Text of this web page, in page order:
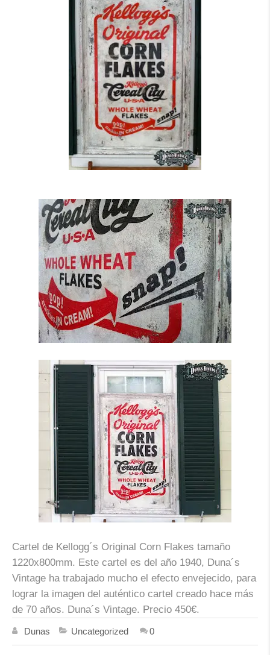
Cartel de Kellogg´s Original Corn Flakes tamaño
1220x800mm. Este cartel es del año 1940, Duna´s
Vintage ha trabajado mucho el efecto envejecido, para
lograr la imagen del auténtico cartel creado hace más
de 70 años. Duna´s Vintage. Precio 450€.
Dunas Uncategorized 0